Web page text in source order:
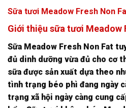
Sữa tươi Meadow Fresh Non
Giới thiệu sữa tươi Meadow
Sữa Meadow Fresh Non Fat
đủ dinh dưỡng vừa đủ cho cơ
sữa được sản xuất dựa theo
tình trạng béo phì đang ngày
trạng xã hội ngày càng cung